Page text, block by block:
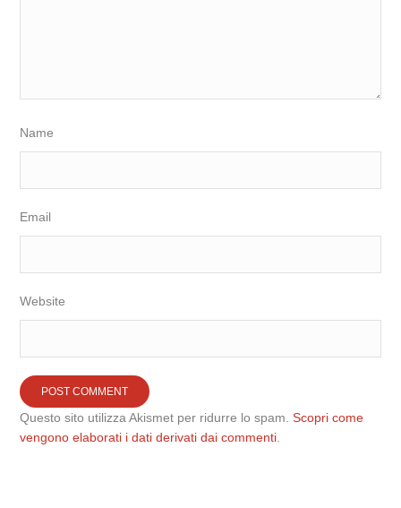
Name
Email
Website
Questo sito utilizza Akismet per ridurre lo spam.Scopri come
vengono elaborati i dati derivati dai commenti